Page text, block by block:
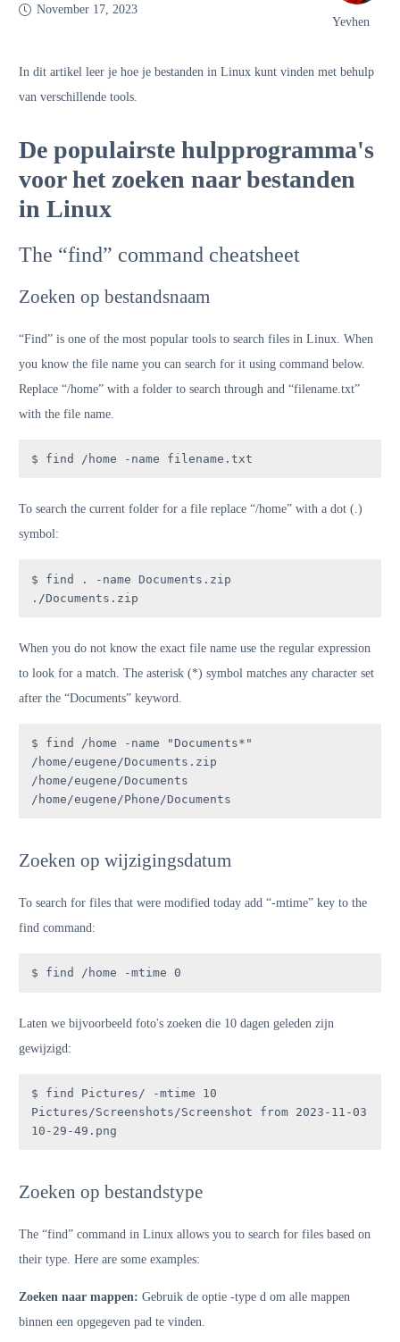
November 17, 2023
Yevhen
In dit artikel leer je hoe je bestanden in Linux kunt vinden met behulp
van verschillende tools.
De populairste hulpprogramma's
voor het zoeken naar bestanden
in Linux
The “find” command cheatsheet
Zoeken op bestandsnaam
“Find” is one of the most popular tools to search files in Linux. When
you know the file name you can search for it using command below.
Replace “/home” with a folder to search through and “filename.txt”
with the file name.
$ find /home -name filename.txt
To search the current folder for a file replace “/home” with a dot (.)
symbol:
$ find . -name Documents.zip
./Documents.zip
When you do not know the exact file name use the regular expression
to look for a match. The asterisk (*) symbol matches any character set
after the “Documents” keyword.
$ find /home -name "Documents*"
/home/eugene/Documents.zip
/home/eugene/Documents
/home/eugene/Phone/Documents
Zoeken op wijzigingsdatum
To search for files that were modified today add “-mtime” key to the
find command:
$ find /home -mtime 0
Laten we bijvoorbeeld foto's zoeken die 10 dagen geleden zijn
gewijzigd:
$ find Pictures/ -mtime 10
Pictures/Screenshots/Screenshot from 2023-11-03
10-29-49.png
Zoeken op bestandstype
The “find” command in Linux allows you to search for files based on
their type. Here are some examples:
Zoeken naar mappen: Gebruik de optie -type d om alle mappen
binnen een opgegeven pad te vinden.